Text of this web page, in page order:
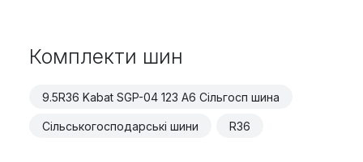
Комплекти шин
9.5R36 Kabat SGP-04 123 A6 Сільгосп шина
Сільськогосподарські шини R36